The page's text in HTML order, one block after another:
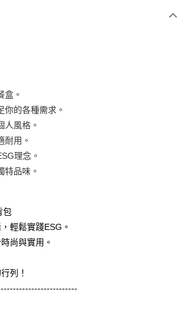
、不需綁卡、不需儲值。
，簡訊認證，即可結帳。
服務後，再付款。
帳流程】
AFTEE先享後付」後，將跳轉至「AFTEE先享後付」
證並確認金額後，即可完成結帳。
將收到繳費通知簡訊。
方式進行付款，方視為交易完成。
家同意取消之訂單仍視為有效，需透過AFTEE先享
先享後付 」之結帳頁面顯示為準，若有關於
取消欲退款等相關疑問，請聯繫「AFTEE先享後付
netprotections.freshdesk.com/support/home
圍內提供個人資料，並將交易相關給付款項請求債
含以上)免運費
含以上)免運費
含以上)免運費
盒。
你的各種需求。
人風格。
耐用。
理念。
特品味。
包
輕鬆實踐ESG。
尚與實用。
列！